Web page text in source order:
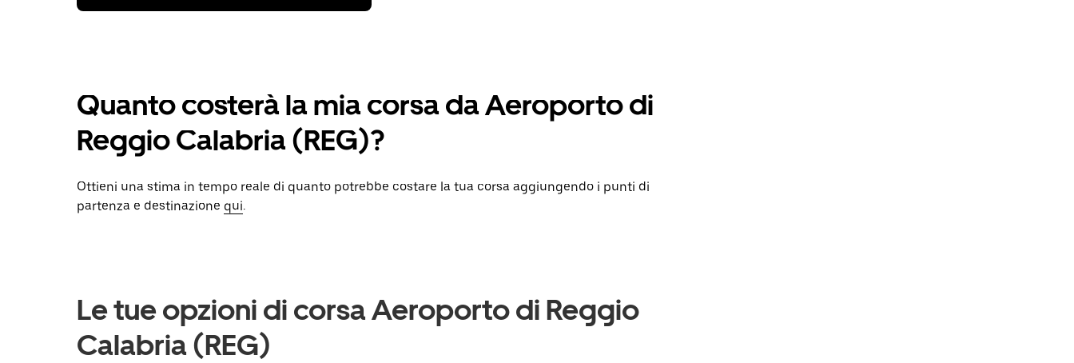
Quanto costerà la mia corsa da Aeroporto di
Reggio Calabria (REG)?
Ottieni una stima in tempo reale di quanto potrebbe costare la tua corsa aggiungendo i punti di
partenza e destinazione qui.
Le tue opzioni di corsa Aeroporto di Reggio
Calabria (REG)